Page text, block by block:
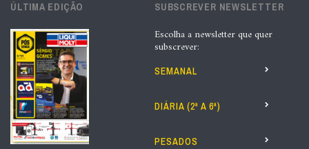
ÚLTIMA EDIÇÃO SUBSCREVER NEWSLETTER
Escolha a newsletter que quer
subscrever:
SEMANAL
DIÁRIA (2ª A 6ª)
PESADOS